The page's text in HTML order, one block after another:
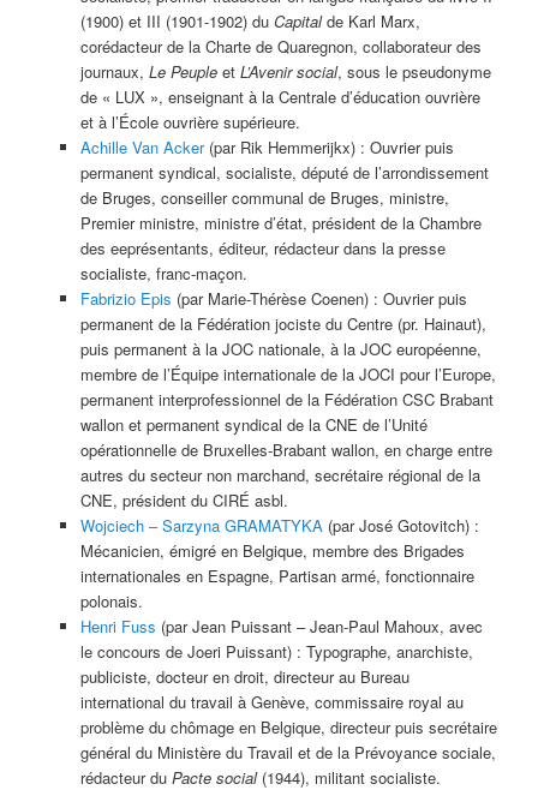
(1900) et III (1901-1902) du Capitalde Karl Marx,
corédacteur de la Charte de Quaregnon, collaborateur des
journaux, Le Peupleet L’Avenir social, sous le pseudonyme
de « LUX », enseignant à la Centrale d’éducation ouvrière
et à l’École ouvrière supérieure.
Achille Van Acker(par Rik Hemmerijkx) : Ouvrier puis
permanent syndical, socialiste, député de l’arrondissement
de Bruges, conseiller communal de Bruges, ministre,
Premier ministre, ministre d’état, président de la Chambre
des eeprésentants, éditeur, rédacteur dans la presse
socialiste, franc-maçon.
Fabrizio Epis (par Marie-Thérèse Coenen) : Ouvrier puis
permanent de la Fédération jociste du Centre (pr. Hainaut),
puis permanent à la JOC nationale, à la JOC européenne,
membre de l’Équipe internationale de la JOCI pour l’Europe,
permanent interprofessionnel de la Fédération CSC Brabant
wallon et permanent syndical de la CNE de l’Unité
opérationnelle de Bruxelles-Brabant wallon, en charge entre
autres du secteur non marchand, secrétaire régional de la
CNE, président du CIRÉ asbl.
Wojciech – Sarzyna GRAMATYKA(par José Gotovitch) :
Mécanicien, émigré en Belgique, membre des Brigades
internationales en Espagne, Partisan armé, fonctionnaire
polonais.
Henri Fuss (par Jean Puissant – Jean-Paul Mahoux, avec
le concours de Joeri Puissant) : Typographe, anarchiste,
publiciste, docteur en droit, directeur au Bureau
international du travail à Genève, commissaire royal au
problème du chômage en Belgique, directeur puis secrétaire
général du Ministère du Travail et de la Prévoyance sociale,
rédacteur du Pacte social(1944), militant socialiste.